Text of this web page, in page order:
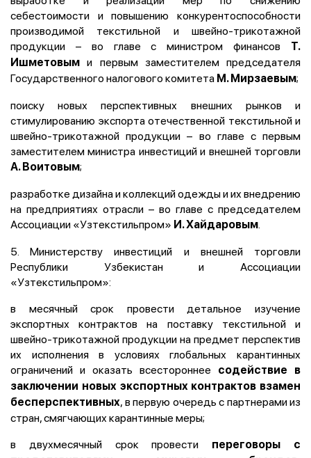
себестоимости и повышению конкурентоспособности
производимой текстильной и швейно-трикотажной
продукции – во главе с министром финансов
Т.
Ишметовым и первым заместителем председателя
Государственного налогового комитета М. Мирзаевым;
поиску новых перспективных внешних рынков и
стимулированию экспорта отечественной текстильной и
швейно-трикотажной продукции – во главе с первым
заместителем министра инвестиций и внешней торговли
А. Воитовым;
разработке дизайна и коллекций одежды и их внедрению
на предприятиях отрасли – во главе с председателем
Ассоциации «Узтекстильпром» И. Хайдаровым.
5. Министерству инвестиций и внешней торговли
Республики Узбекистан и Ассоциации
«Узтекстильпром»:
в месячный срок провести детальное изучение
экспортных контрактов на поставку текстильной и
швейно-трикотажной продукции на предмет перспектив
их исполнения в условиях глобальных карантинных
ограничений и оказать всестороннее
содействие в
заключении новых экспортных контрактов взамен
бесперспективных, в первую очередь с партнерами из
стран, смягчающих карантинные меры;
в двухмесячный срок провести
переговоры с